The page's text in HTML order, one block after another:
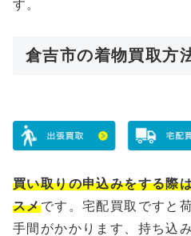
す。
倉吉市の着物買取方
買い取りの申込みをする際
スメです。宅配買取ですと
手間がかかります、持ち込